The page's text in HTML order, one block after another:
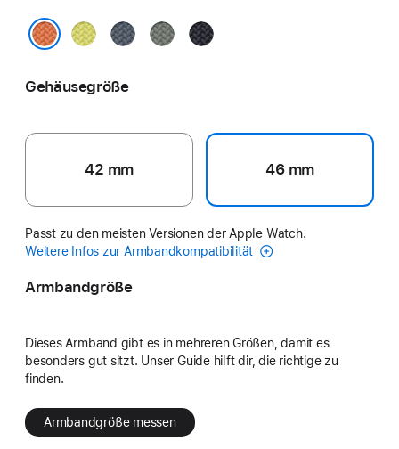
NeongelbMaritimblauGrüngrauMitternacht
Gehäusegröße
42 mm 46 mm
Passt zu den meisten Versionen der Apple Watch.
Weitere Infos zur Armbandkompatibilität
Armbandgröße
Dieses Armband gibt es in mehreren Größen, damit es
besonders gut sitzt. Unser Guide hilft dir, die richtige zu
finden.
Armbandgröße messen